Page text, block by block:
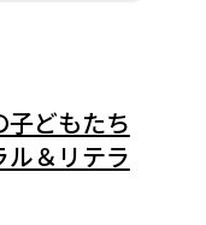
子どもたち
＆リテラ